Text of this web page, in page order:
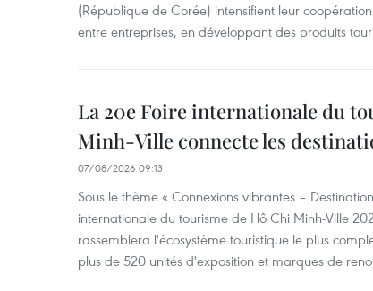
(République de Corée) intensifient leur
entre entreprises, en développant des produits
La 20e Foire internationale du
Minh-Ville connecte les
07/08/2026 09:13
Sous le thème « Connexions vibrantes –
internationale du tourisme de Hô Chi Minh-Ville
rassemblera l'écosystème touristique le plus
plus de 520 unités d'exposition et marques de